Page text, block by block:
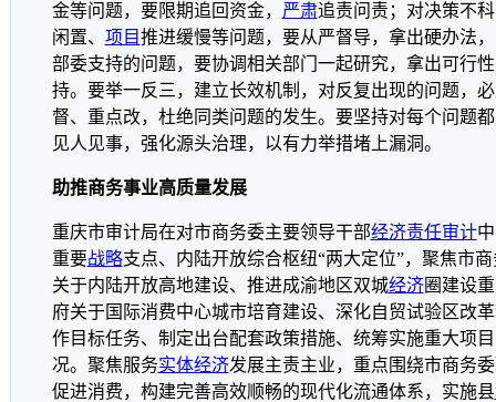
金等问题，要限期追回资金， 严肃追责问责；对决策不
闲置、 项目推进缓慢等问题，要从严督导，拿出硬办法
部委支持的问题，要协调相关部门一起研究，拿出可行
持。要举一反三，建立长效机制，对反复出现的问题，
督、重点改，杜绝同类问题的发生。要坚持对每个问题
见人见事，强化源头治理，以有力举措堵上漏洞。
助推商务事业高质量发展
重庆市审计局在对市商务委主要领导干部经济责任审计
重要战略支点、内陆开放综合枢纽“两大定位”，聚焦市
关于内陆开放高地建设、推进成渝地区双城经济圈建设
府关于国际消费中心城市培育建设、深化自贸试验区改
作目标任务、制定出台配套政策措施、统筹实施重大项
况。聚焦服务实体经济发展主责主业，重点围绕市商务
促进消费，构建完善高效顺畅的现代化流通体系，实施县